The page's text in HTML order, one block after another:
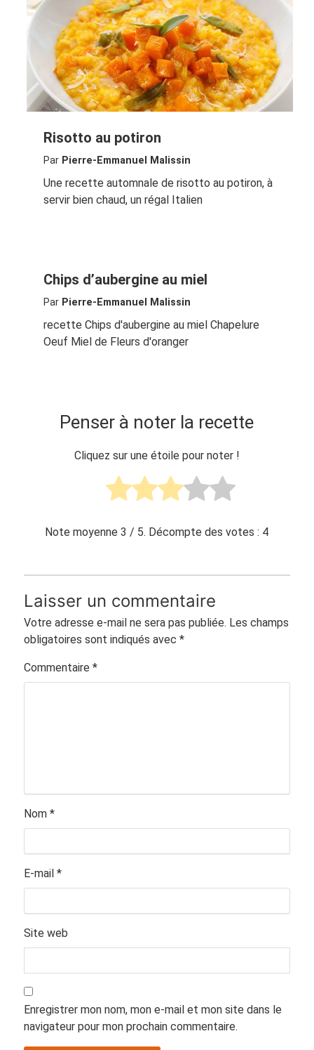
Risotto au potiron
Par Pierre-Emmanuel Malissin
Une recette automnale de risotto au potiron, à
servir bien chaud, un régal Italien
Chips d’aubergine au miel
Par Pierre-Emmanuel Malissin
recette Chips d'aubergine au miel Chapelure
Oeuf Miel de Fleurs d'oranger
Penser à noter la recette
Cliquez sur une étoile pour noter !
Note moyenne3 / 5. Décompte des votes : 4
Laisser un commentaire
Votre adresse e-mail ne sera pas publiée. Les champs
obligatoires sont indiqués avec *
Commentaire *
Nom *
E-mail *
Site web
Enregistrer mon nom, mon e-mail et mon site dans le
navigateur pour mon prochain commentaire.